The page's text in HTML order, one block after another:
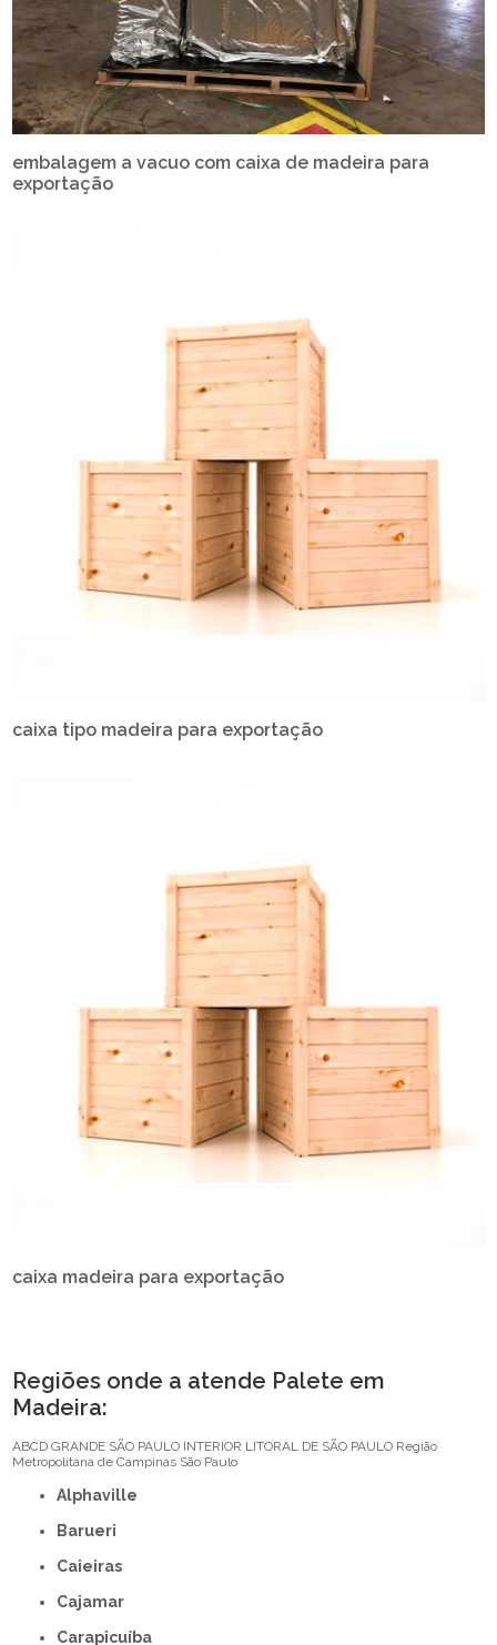
embalagem a vacuo com caixa de madeira para
exportação
caixa tipo madeira para exportação
caixa madeira para exportação
Regiões onde a atende Palete em
Madeira:
ABCD GRANDE SÃO PAULO INTERIOR LITORAL DE SÃO PAULO Região
Metropolitana de Campinas São Paulo
Alphaville
Barueri
Caieiras
Cajamar
Carapicuíba